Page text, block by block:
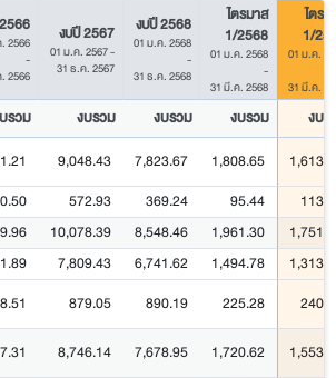
2566
-
2566
งบปี 2567
01 ม.ค. 2567-
31 ธ.ค. 2567
งบปี 2568
01 ม.ค. 2568
-
31 ธ.ค. 2568
ไตรมาส
1/2568
01 ม.ค. 2568
-
31 มี.ค. 2568
ไตรม
1/
01 ม.ค.
31 มี.ค.
รวม งบรวม งบรวม งบรวม งบร
9,048.43 7,823.67 1,808.65
572.93 369.24 95.44
10,078.39 8,548.46 1,961.30
7,809.43 6,741.62 1,494.78
879.05 890.19 225.28
8,746.14 7,678.95 1,720.62